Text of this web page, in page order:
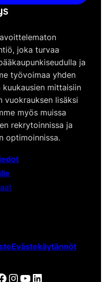
joka turvaa
ja
työvoimaa yhden
kuukausien mittaisiin
vuokrauksen lisäksi
myös muissa
rekrytoinnissa ja
optimoinnissa.
Evästekäytännöt
Instagram YouTube LinkedIn